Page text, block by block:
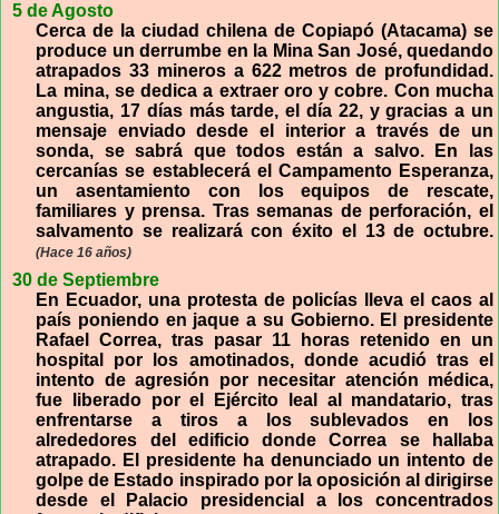
5 de Agosto
Cerca de la ciudad chilena de Copiapó (Atacama) se
produce un derrumbe en la Mina San José, quedando
atrapados 33 mineros a 622 metros de profundidad.
La mina, se dedica a extraer oro y cobre. Con mucha
angustia, 17 días más tarde, el día 22, y gracias a un
mensaje enviado desde el interior a través de un
sonda, se sabrá que todos están a salvo. En las
cercanías se establecerá el Campamento Esperanza,
un asentamiento con los equipos de rescate,
familiares y prensa. Tras semanas de perforación, el
salvamento se realizará con éxito el 13 de octubre.
(Hace 16 años)
30 de Septiembre
En Ecuador, una protesta de policías lleva el caos al
país poniendo en jaque a su Gobierno. El presidente
Rafael Correa, tras pasar 11 horas retenido en un
hospital por los amotinados, donde acudió tras el
intento de agresión por necesitar atención médica,
fue liberado por el Ejército leal al mandatario, tras
enfrentarse a tiros a los sublevados en los
alrededores del edificio donde Correa se hallaba
atrapado. El presidente ha denunciado un intento de
golpe de Estado inspirado por la oposición al dirigirse
desde el Palacio presidencial a los concentrados